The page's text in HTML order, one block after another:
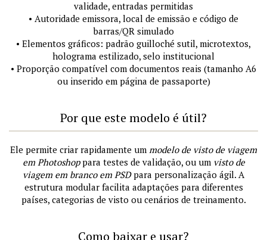
validade, entradas permitidas
• Autoridade emissora, local de emissão e código de
barras/QR simulado
• Elementos gráficos: padrão guilloché sutil, microtextos,
holograma estilizado, selo institucional
• Proporção compatível com documentos reais (tamanho A6
ou inserido em página de passaporte)
Por que este modelo é útil?
Ele permite criar rapidamente um modelo de visto de viagem
em Photoshoppara testes de validação, ou um visto de
viagem em branco em PSDpara personalização ágil. A
estrutura modular facilita adaptações para diferentes
países, categorias de visto ou cenários de treinamento.
Como baixar e usar?